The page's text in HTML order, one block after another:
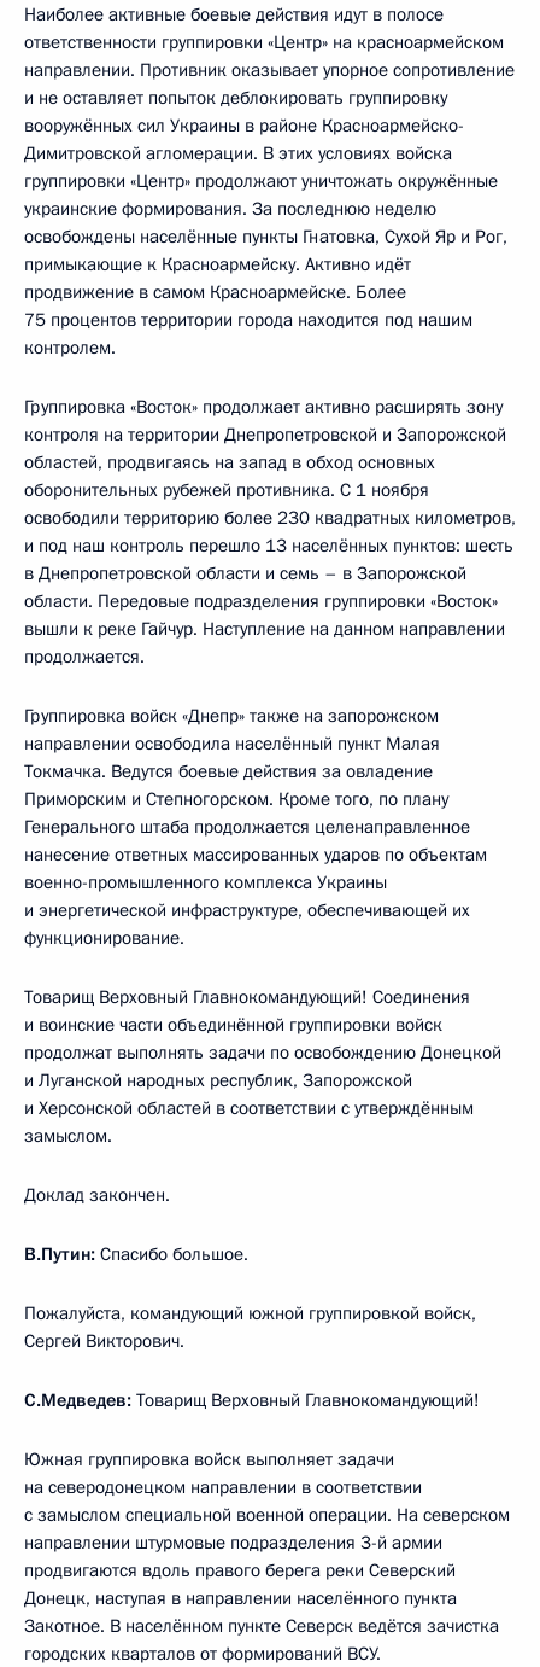
Наиболее активные боевые действия идут в полосе
ответственности группировки «Центр» на красноармейском
направлении. Противник оказывает упорное сопротивление
и не оставляет попыток деблокировать группировку
вооружённых сил Украины в районе Красноармейско-
Димитровской агломерации. В этих условиях войска
группировки «Центр» продолжают уничтожать окружённые
украинские формирования. За последнюю неделю
освобождены населённые пункты Гнатовка, Сухой Яр и Рог,
примыкающие к Красноармейску. Активно идёт
продвижение в самом Красноармейске. Более
75 процентов территории города находится под нашим
контролем.
Группировка «Восток» продолжает активно расширять зону
контроля на территории Днепропетровской и Запорожской
областей, продвигаясь на запад в обход основных
оборонительных рубежей противника. С 1 ноября
освободили территорию более 230 квадратных километров,
и под наш контроль перешло 13 населённых пунктов: шесть
в Днепропетровской области и семь – в Запорожской
области. Передовые подразделения группировки «Восток»
вышли к реке Гайчур. Наступление на данном направлении
продолжается.
Группировка войск «Днепр» также на запорожском
направлении освободила населённый пункт Малая
Токмачка. Ведутся боевые действия за овладение
Приморским и Степногорском. Кроме того, по плану
Генерального штаба продолжается целенаправленное
нанесение ответных массированных ударов по объектам
военно-промышленного комплекса Украины
и энергетической инфраструктуре, обеспечивающей их
функционирование.
Товарищ Верховный Главнокомандующий! Соединения
и воинские части объединённой группировки войск
продолжат выполнять задачи по освобождению Донецкой
и Луганской народных республик, Запорожской
и Херсонской областей в соответствии с утверждённым
замыслом.
Доклад закончен.
В.Путин: Спасибо большое.
Пожалуйста, командующий южной группировкой войск,
Сергей Викторович.
С.Медведев: Товарищ Верховный Главнокомандующий!
Южная группировка войск выполняет задачи
на северодонецком направлении в соответствии
с замыслом специальной военной операции. На северском
направлении штурмовые подразделения 3-й армии
продвигаются вдоль правого берега реки Северский
Донецк, наступая в направлении населённого пункта
Закотное. В населённом пункте Северск ведётся зачистка
городских кварталов от формирований ВСУ.